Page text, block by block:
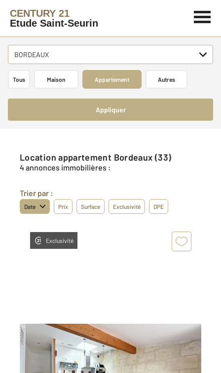
CENTURY 21
Etude Saint-Seurin
BORDEAUX
Tous Maison Appartement Autres
Appliquer
Location appartement Bordeaux (33)
4 annonces immobilières :
Trier par :
Date Prix Surface Exclusivité DPE
Exclusivité
BORDEAUX 33
35,41 m
2, 1 pièce
Ref : 15728